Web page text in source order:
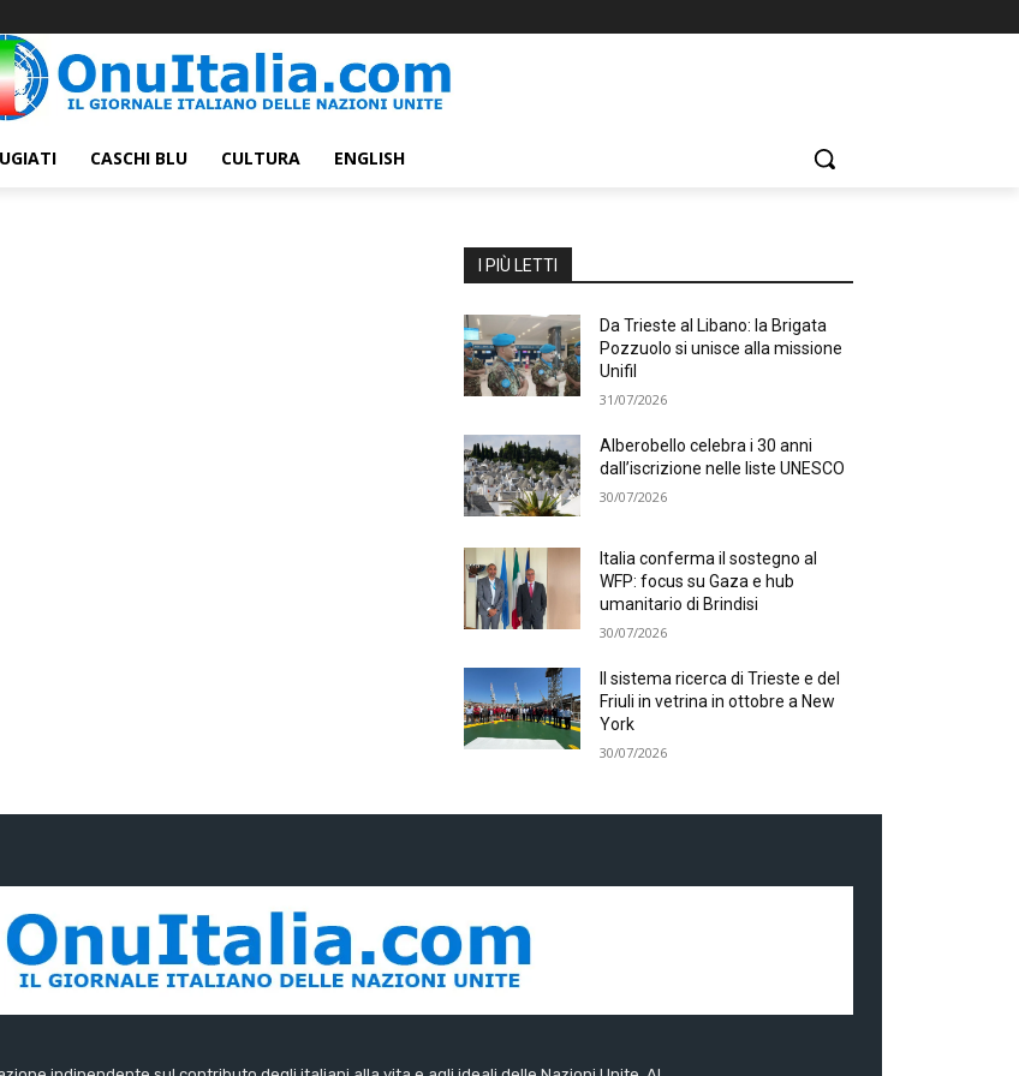
CASCHI BLU CULTURA ENGLISH
I PIÙ LETTI
Da Trieste al Libano: la Brigata
Pozzuolo si unisce alla missione
Unifil
31/07/2026
Alberobello celebra i 30 anni
dall’iscrizione nelle liste UNESCO
30/07/2026
Italia conferma il sostegno al
WFP: focus su Gaza e hub
umanitario di Brindisi
30/07/2026
Il sistema ricerca di Trieste e del
Friuli in vetrina in ottobre a New
York
30/07/2026